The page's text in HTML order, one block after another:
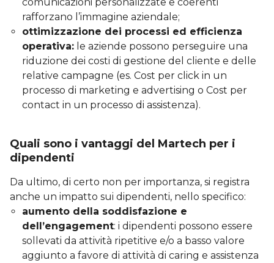
rafforzano l’immagine aziendale;
ottimizzazione dei processi ed efficienza
operativa: le aziende possono perseguire una
riduzione dei costi di gestione del cliente e delle
relative campagne (es. Cost per click in un
processo di marketing e advertising o Cost per
contact in un processo di assistenza).
Quali sono i vantaggi del Martech per i
dipendenti
Da ultimo, di certo non per importanza, si registra
anche un impatto sui dipendenti, nello specifico:
aumento della soddisfazione e
dell’engagement: i dipendenti possono essere
sollevati da attività ripetitive e/o a basso valore
aggiunto a favore di attività di caring e assistenza